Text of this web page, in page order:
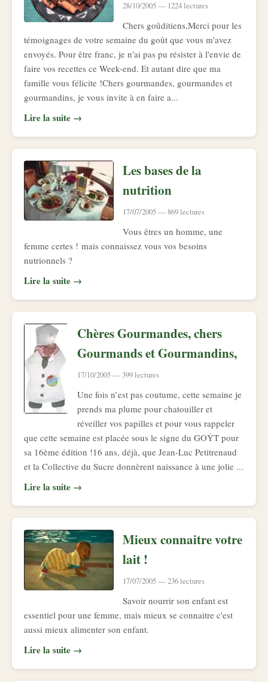
28/10/2005 — 1224 lectures
Chers goûditiens,Merci pour les
témoignages de votre semaine du goût que vous m'avez
envoyés. Pour être franc, je n'ai pas pu résister à l'envie de
faire vos recettes ce Week-end. Et autant dire que ma
famille vous félicite !Chers gourmandes, gourmandes et
gourmandins, je vous invite à en faire a...
Lire la suite →
Les bases de la
nutrition
17/07/2005 — 869 lectures
Vous êtres un homme, une
femme certes ! mais connaissez vous vos besoins
nutrionnels ?
Lire la suite →
Chères Gourmandes, chers
Gourmands et Gourmandins,
17/10/2005 — 399 lectures
Une fois n’est pas coutume, cette semaine je
prends ma plume pour chatouiller et
réveiller vos papilles et pour vous rappeler
que cette semaine est placée sous le signe du GOÝT pour
sa 16ème édition !16 ans, déjà, que Jean-Luc Petitrenaud
et la Collective du Sucre donnèrent naissance à une jolie ...
Lire la suite →
Mieux connaitre votre
lait !
17/07/2005 — 236 lectures
Savoir nourrir son enfant est
essentiel pour une femme, mais mieux se connaitre c'est
aussi mieux alimenter son enfant.
Lire la suite →